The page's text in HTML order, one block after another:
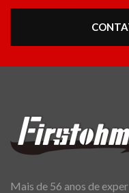
Mais de 56 anos de